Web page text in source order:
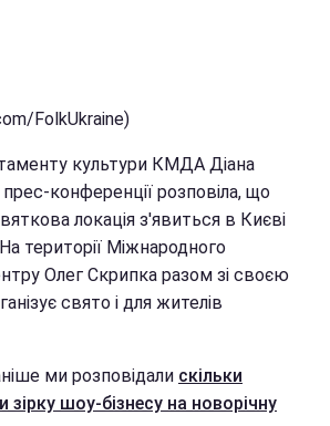
FolkUkraine)
культури КМДА Діана
конференції розповіла, що
локація з'явиться в Києві
території Міжнародного
Олег Скрипка разом зі своєю
свято і для жителів
ми розповідали скільки
шоу-бізнесу на новорічну